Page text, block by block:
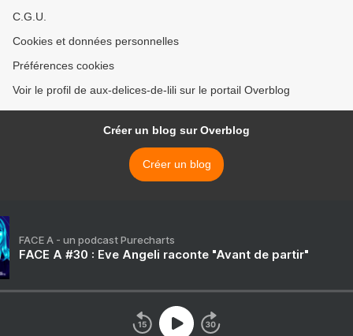
C.G.U.
Cookies et données personnelles
Préférences cookies
Voir le profil de aux-delices-de-lili sur le portail Overblog
Créer un blog sur Overblog
Créer un blog
FACE A - un podcast Purecharts
FACE A #30 : Eve Angeli raconte "Avant de partir"